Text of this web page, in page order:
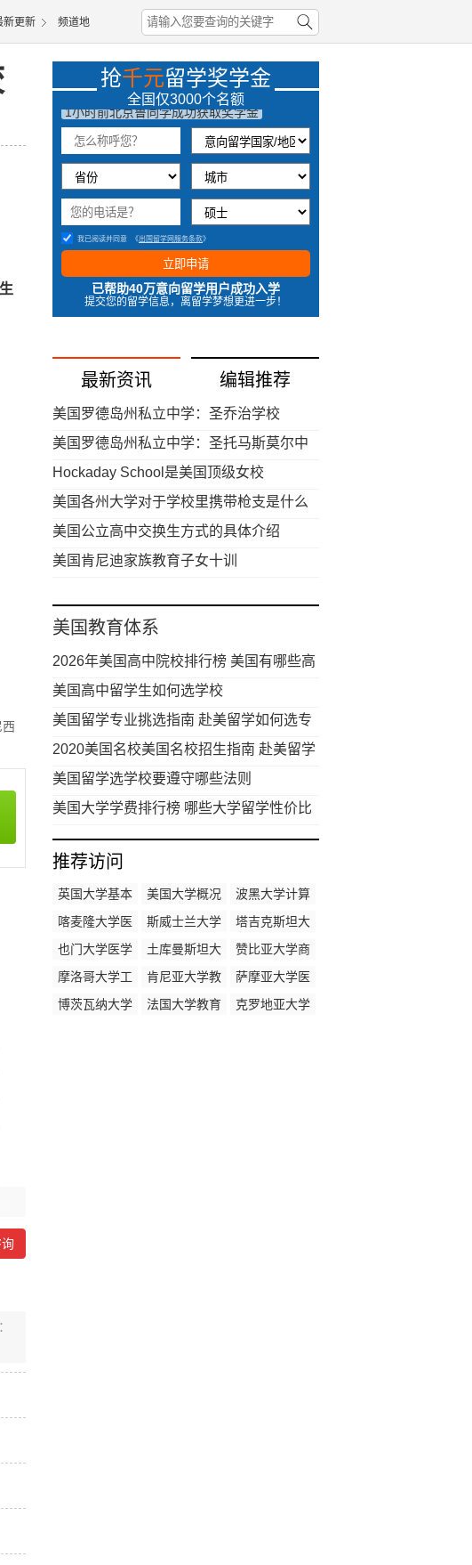
新更新 频道地
抢千元留学奖学金
全国仅3000个名额
7分钟前北京李同学成功获取奖学金
1小时前北京鲁同学成功获取奖学金
34分钟前北京吴同学成功获取奖学金
3秒前上海韩同学成功获取奖学金
我已阅读并同意 《出国留学网服务条款》
立即申请
已帮助40万意向留学用户成功入学
提交您的留学信息，离留学梦想更进一步！
最新资讯 编辑推荐
美国罗德岛州私立中学：圣乔治学校
美国罗德岛州私立中学：圣托马斯莫尔中
学
Hockaday School是美国顶级女校
美国各州大学对于学校里携带枪支是什么
态度
美国公立高中交换生方式的具体介绍
美国肯尼迪家族教育子女十训
美国教育体系
2026年美国高中院校排行榜 美国有哪些高
中值得申请
美国高中留学生如何选学校
美国留学专业挑选指南 赴美留学如何选专
业
2020美国名校美国名校招生指南 赴美留学
要满足哪些要求
美国留学选学校要遵守哪些法则
美国大学学费排行榜 哪些大学留学性价比
推荐访问
英国大学基本
概况
美国大学概况
波黑大学计算
机专业排名
喀麦隆大学医
学专业排名
斯威士兰大学
教育学专业排
塔吉克斯坦大
学法学专业排
也门大学医学
专业排名
土库曼斯坦大
学计算机专业
赞比亚大学商
科专业排名
摩洛哥大学工
程专业排名
肯尼亚大学教
育学专业排名
萨摩亚大学医
学专业排名
博茨瓦纳大学
法国大学教育
克罗地亚大学